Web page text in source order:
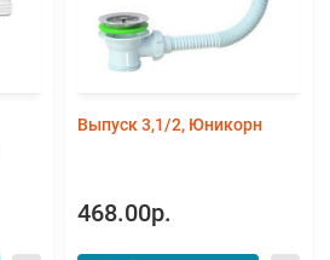
Выпуск 3,1/2, Юникорн
468.00р.